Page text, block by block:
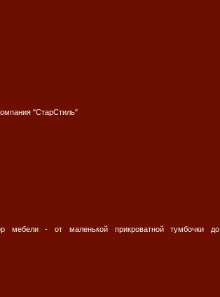
"СтарСтиль"
мебели - от маленькой прикроватной тумбочки до